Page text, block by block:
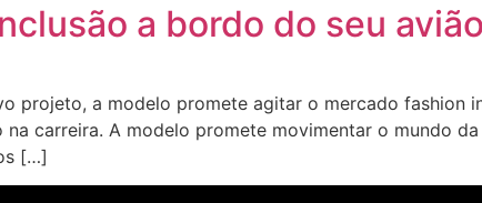
a bordo do seu
projeto, a modelo promete agitar o mercado fashion
carreira. A modelo promete movimentar o mundo
[…]